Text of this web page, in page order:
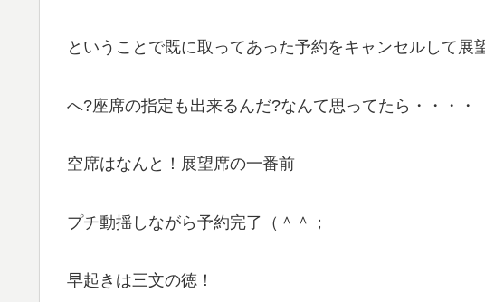
ということで既に取ってあった予約をキャンセルして展
へ?座席の指定も出来るんだ?なんて思ってたら・・・・
空席はなんと！展望席の一番前
プチ動揺しながら予約完了（＾＾；
早起きは三文の徳！